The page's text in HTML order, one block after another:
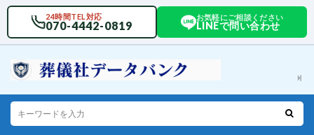
24時間TEL対応
070-4442-0819
お気軽にご相談ください
LINEで問い合わせ